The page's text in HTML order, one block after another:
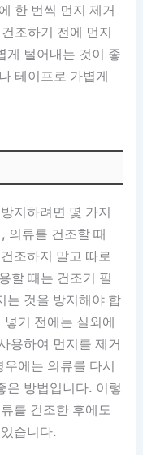
한 번씩 먼지 제거
조하기 전에 먼지
게 털어내는 것이 좋
테이프로 가볍게
지하려면 몇 가지
의류를 건조할 때
조하지 말고 따로
할 때는 건조기 필
는 것을 방지해야 합
기 전에는 실외에
용하여 먼지를 제거
에는 의류를 다시
은 방법입니다. 이렇
를 건조한 후에도
습니다.